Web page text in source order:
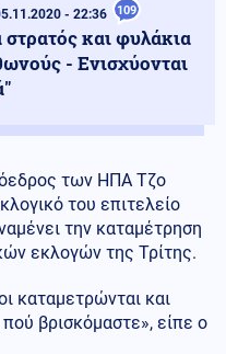
- 22:36 109
και φυλάκια
- Ενισχύονται
των ΗΠΑ Τζο
του επιτελείο
την καταμέτρηση
εκλογών της Τρίτης.
καταμετρώνται και
βρισκόμαστε», είπε ο